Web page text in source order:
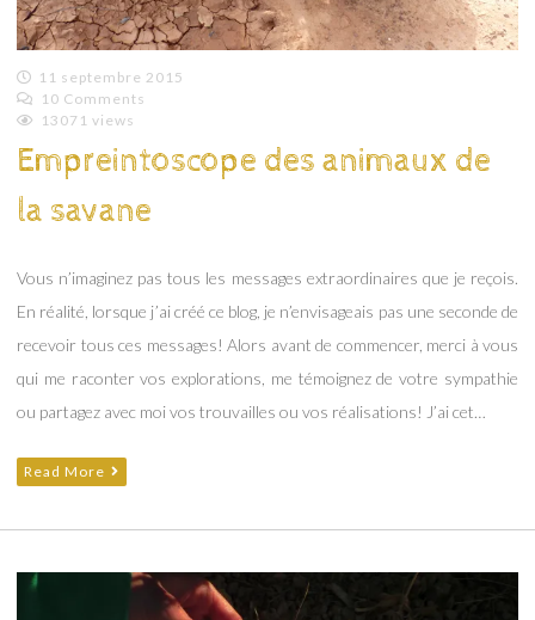
11 septembre 2015
Emilie
10 Comments
13071 views
Empreintoscope des animaux de
la savane
Vous n’imaginez pas tous les messages extraordinaires que je reçois.
En réalité, lorsque j’ai créé ce blog, je n’envisageais pas une seconde de
recevoir tous ces messages! Alors avant de commencer, merci à vous
qui me raconter vos explorations, me témoignez de votre sympathie
ou partagez avec moi vos trouvailles ou vos réalisations! J’ai cet…
Read More